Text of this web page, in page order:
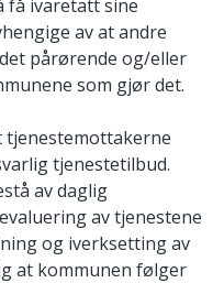
få ivaretatt sine
av at andre
pårørende og/eller
som gjør det.
tjenestetilbud.
av daglig
av tjenestene
og iverksetting av
at kommunen følger